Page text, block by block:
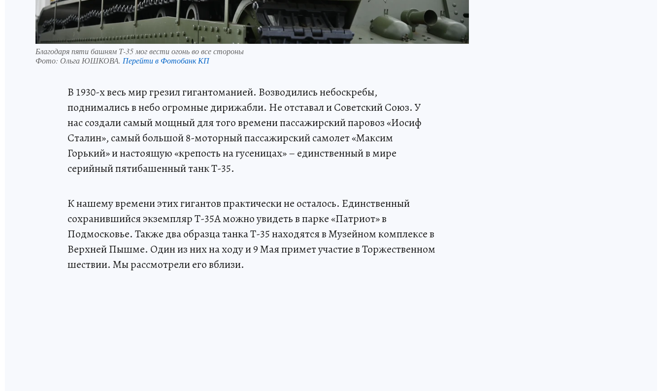
Благодаря пяти башням Т-35 мог вести огонь во все стороны
Фото: Ольга ЮШКОВА. Перейти в Фотобанк КП
В 1930-х весь мир грезил гигантоманией. Возводились небоскребы,
поднимались в небо огромные дирижабли. Не отставал и Советский Союз. У
нас создали самый мощный для того времени пассажирский паровоз «Иосиф
Сталин», самый большой 8-моторный пассажирский самолет «Максим
Горький» и настоящую «крепость на гусеницах» – единственный в мире
серийный пятибашенный танк Т-35.
К нашему времени этих гигантов практически не осталось. Единственный
сохранившийся экземпляр Т-35А можно увидеть в парке «Патриот» в
Подмосковье. Также два образца танка Т-35 находятся в Музейном комплексе в
Верхней Пышме. Один из них на ходу и 9 Мая примет участие в Торжественном
шествии. Мы рассмотрели его вблизи.